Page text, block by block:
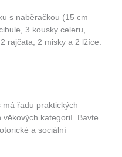
s naběračkou (15 cm
3 kousky celeru,
rajčata, 2 misky a 2 lžíce.
řadu praktických
kategorií. Bavte
a sociální